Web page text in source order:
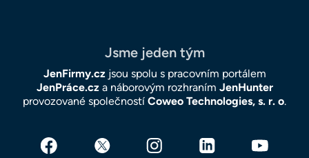
Jsme jeden tým
JenFirmy.czjsou spolu s pracovním portálem
JenPráce.cza náborovým rozhraním JenHunter
provozované společností Coweo Technologies, s. r. o.